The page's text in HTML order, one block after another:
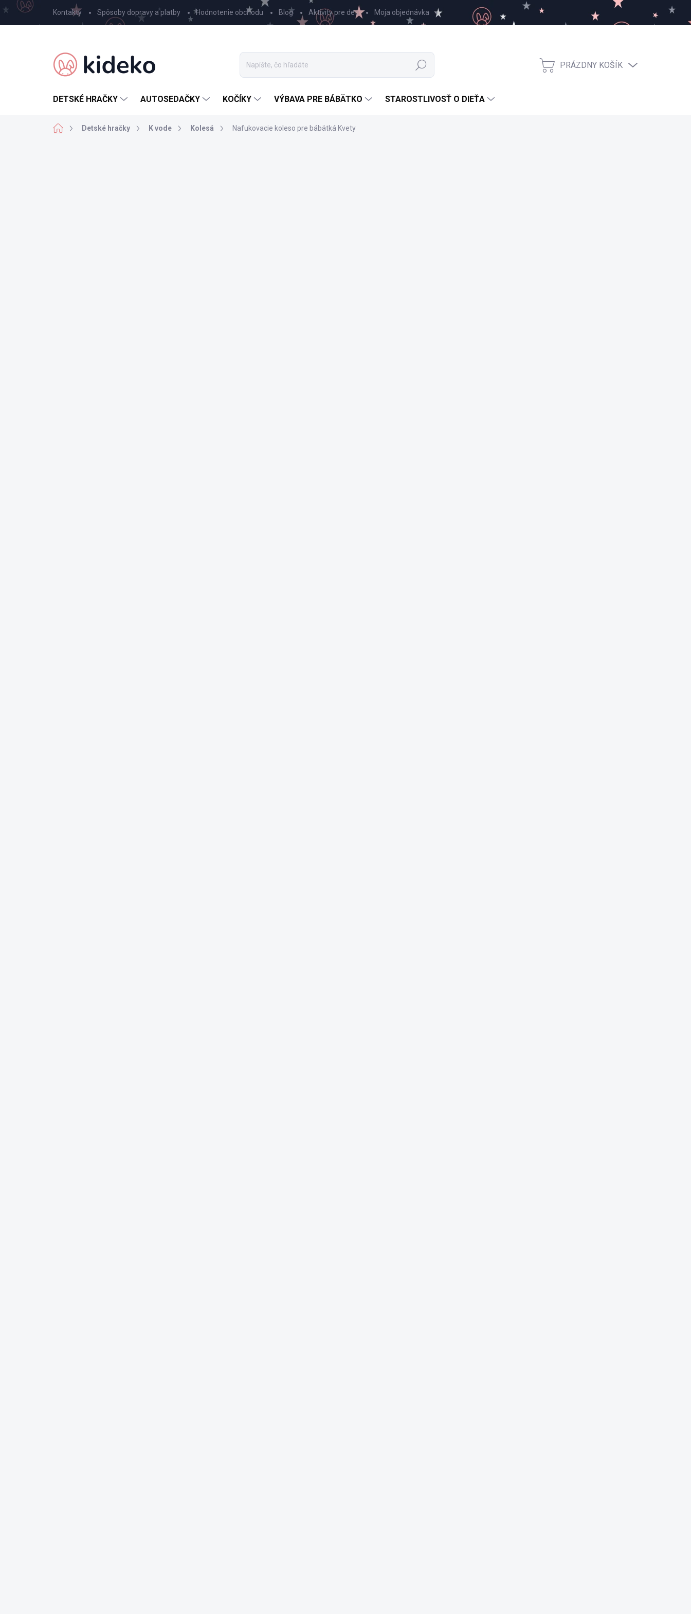
Prejsť
na
obsah
Kontakty Spôsoby dopravy a platby Hodnotenie obchodu Blog Aktivity pre deti Moja objednávka
Hľadať
NÁKUPNÝ
PRÁZDNY KOŠÍK
DETSKÉ HRAČKY AUTOSEDAČKY KOČÍKY VÝBAVA PRE BÁBÄTKO STAROSTLIVOSŤ O DIEŤA
DomovDetské hračky K vode Kolesá Nafukovacie koleso pre bábätká Kvety